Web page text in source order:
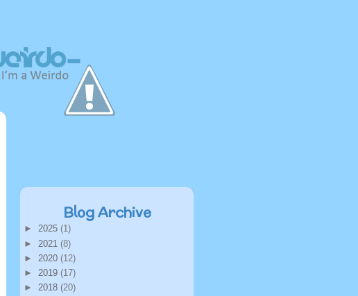
Blog Archive
► 2025 (1)
► 2021 (8)
► 2020 (12)
► 2019 (17)
► 2018 (20)